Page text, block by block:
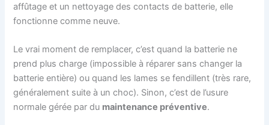
affûtage et un nettoyage des contacts de batterie, elle
fonctionne comme neuve.
Le vrai moment de remplacer, c’est quand la batterie ne
prend plus charge (impossible à réparer sans changer la
batterie entière) ou quand les lames se fendillent (très rare,
généralement suite à un choc). Sinon, c’est de l’usure
normale gérée par du maintenance préventive.